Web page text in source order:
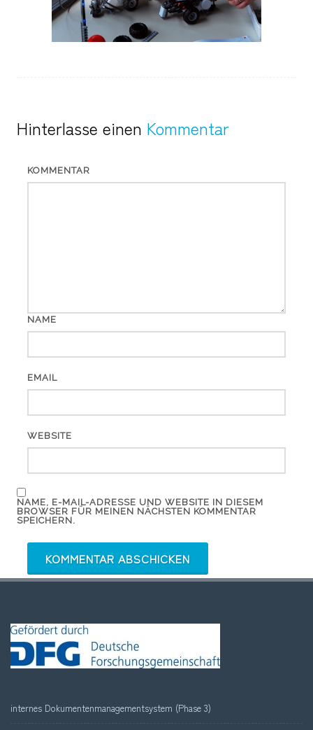
Hinterlasse einen Kommentar
KOMMENTAR
NAME
EMAIL
WEBSITE
NAME, E-MAIL-ADRESSE UND WEBSITE IN DIESEM
BROWSER FÜR MEINEN NÄCHSTEN KOMMENTAR
SPEICHERN.
internes Dokumentenmanagementsystem (Phase 3)